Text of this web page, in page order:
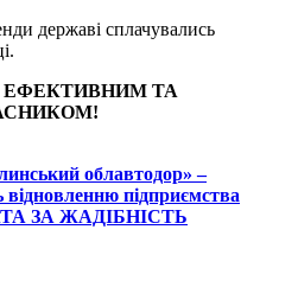
державі сплачувались
ТА
облавтодор» –
підприємства
ЗА ЖАДІБНІСТЬ